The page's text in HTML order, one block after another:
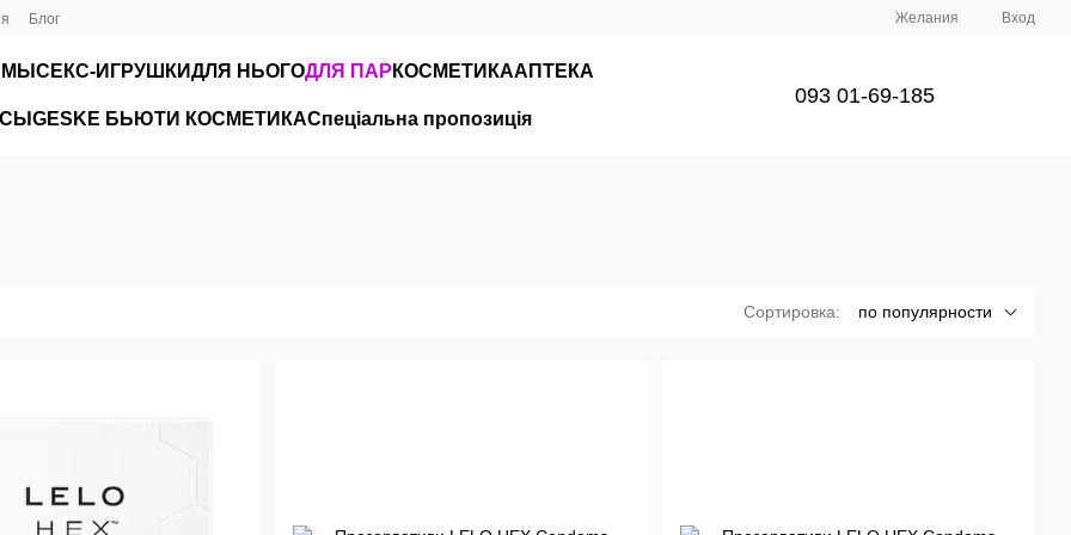
Блог Желания Вход
СЕКС-ИГРУШКИДЛЯ НЬОГОДЛЯ ПАР КОСМЕТИКААПТЕКА
GESKE БЬЮТИ КОСМЕТИКАСпеціальна пропозиція
093 01-69-185
Сортировка: по популярности